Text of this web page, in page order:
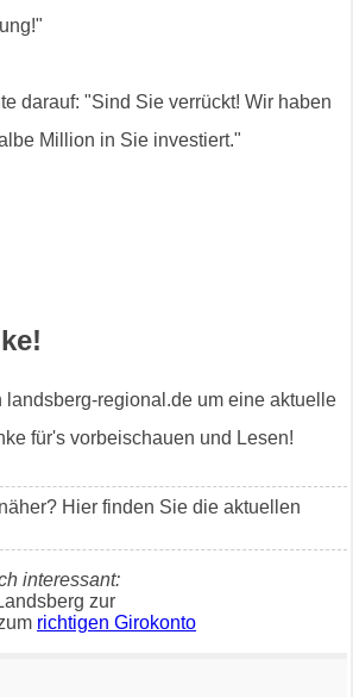
darauf: "Sind Sie verrückt! Wir haben
Million in Sie investiert."
landsberg-regional.de um eine aktuelle
für's vorbeischauen und Lesen!
Hier finden Sie die aktuellen
interessant:
zur
richtigen Girokonto